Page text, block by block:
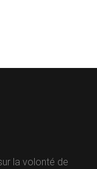
la volonté de